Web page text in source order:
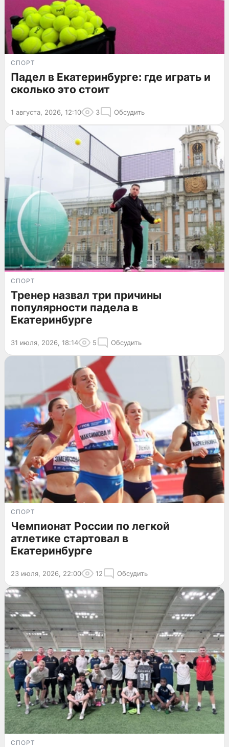
СПОРТ
Падел в Екатеринбурге: где играть и
сколько это стоит
1 августа, 2026, 12:10 3 Обсудить
СПОРТ
Тренер назвал три причины
популярности падела в
Екатеринбурге
31 июля, 2026, 18:14 5 Обсудить
СПОРТ
Чемпионат России по легкой
атлетике стартовал в
Екатеринбурге
23 июля, 2026, 22:00 12 Обсудить
СПОРТ